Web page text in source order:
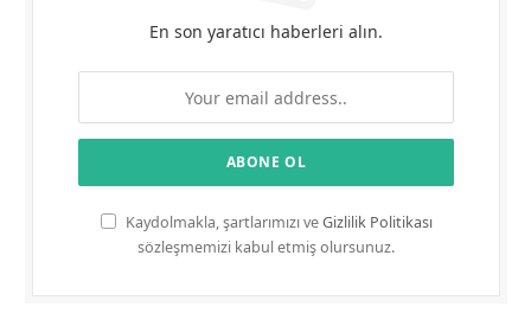
En son yaratıcı haberleri alın.
Kaydolmakla, şartlarımızı veGizlilik Politikası
sözleşmemizi kabul etmiş olursunuz.